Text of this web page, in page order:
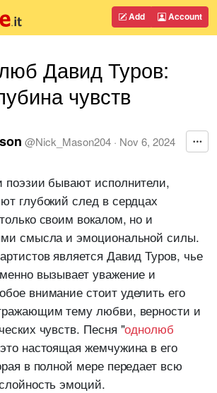
Add Account
Давид Туров:
чувств
@Nick_Mason204 · Nov 6, 2024
бывают исполнители,
глубокий след в сердцах
своим вокалом, но и
смысла и эмоциональной силы.
является Давид Туров, чье
вызывает уважение и
внимание стоит уделить его
тему любви, верности и
чувств. Песня "однолюб
настоящая жемчужина в его
в полной мере передает всю
эмоций.